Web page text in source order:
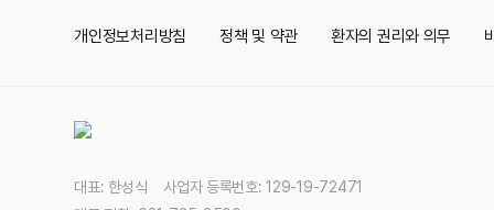
개인정보처리방침 정책 및 약관 환자의 권리와 의무
대표: 한성식 사업자 등록번호: 129-19-72471